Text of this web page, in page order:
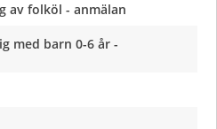
av folköl - anmälan
med barn 0-6 år -